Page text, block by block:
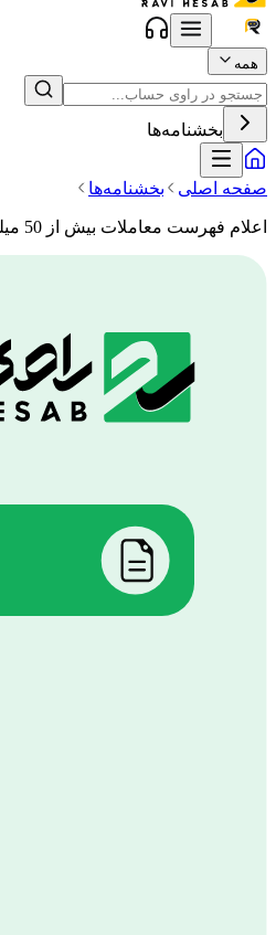
همه
بخشنامه‌ها
صفحه اصلی بخشنامه‌ها
اعلام فهرست معاملات بیش از 50 میلیون ریال توسط واحدهای مالیاتی هنگام رسیدگی